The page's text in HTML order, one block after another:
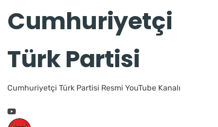
Cumhuriyetçi
Türk Partisi
Cumhuriyetçi Türk Partisi Resmi YouTube Kanalı